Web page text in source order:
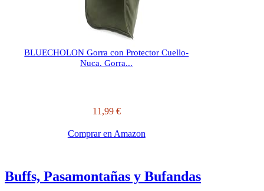
BLUECHOLON Gorra con Protector Cuello-
Nuca. Gorra...
11,99 €
Comprar en Amazon
Buffs, Pasamontañas y Bufandas